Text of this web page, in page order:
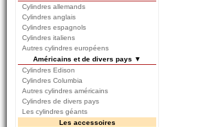
Cylindres allemands
Cylindres anglais
Cylindres espagnols
Cylindres italiens
Autres cylindres européens
Américains et de divers pays ▼
Cylindres Edison
Cylindres Columbia
Autres cylindres américains
Cylindres de divers pays
Les cylindres géants
Les accessoires